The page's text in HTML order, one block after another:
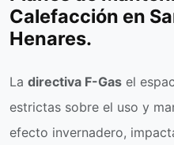
Calefacción en
Henares.
La directiva F-Gas el
estrictas sobre el uso y
efecto invernadero,